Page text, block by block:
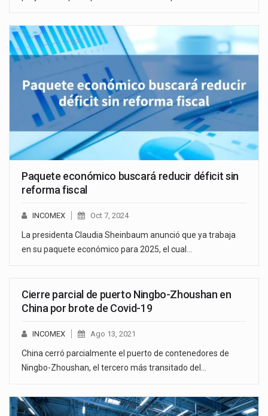
Paquete económico buscará reducir déficit sin
reforma fiscal
INCOMEX Oct 7, 2024
La presidenta Claudia Sheinbaum anunció que ya trabaja
en su paquete económico para 2025, el cual…
Cierre parcial de puerto Ningbo-Zhoushan en
China por brote de Covid-19
INCOMEX Ago 13, 2021
China cerró parcialmente el puerto de contenedores de
Ningbo-Zhoushan, el tercero más transitado del…